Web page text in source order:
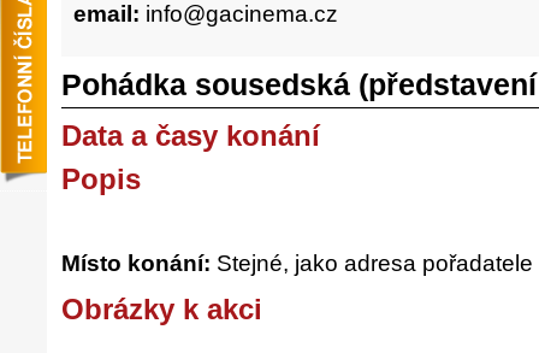
email: info@gacinema.cz
Pohádka sousedská
Data a časy konání
Popis
Místo konání: Stejné, jako adresa pořadatele
Obrázky k akci